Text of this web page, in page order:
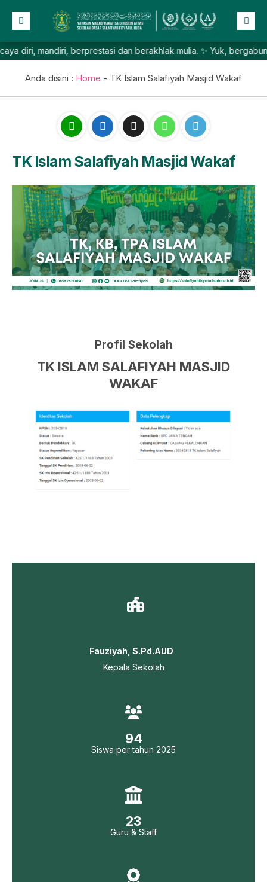
Beranda
Profil
Berita
Lainnya
berprestasi dan berakhlak mulia. ✨ Yuk, bergabung
Anda disini : Home - TK Islam Salafiyah Masjid Wakaf
TK Islam Salafiyah Masjid Wakaf
Profil Sekolah
TK ISLAM SALAFIYAH MASJID
WAKAF
Fauziyah, S.Pd.AUD
Kepala Sekolah
94
Siswa per tahun 2025
23
Guru & Staff